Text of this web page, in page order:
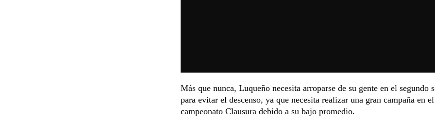
Más que nunca, Luqueño necesita arroparse de su gente en el segundo
para evitar el descenso, ya que necesita realizar una gran campaña en el
campeonato Clausura debido a su bajo promedio.